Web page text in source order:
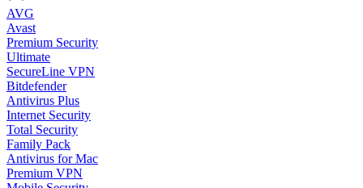
AVG
Avast
Premium Security
Ultimate
SecureLine VPN
Bitdefender
Antivirus Plus
Internet Security
Total Security
Family Pack
Antivirus for Mac
Premium VPN